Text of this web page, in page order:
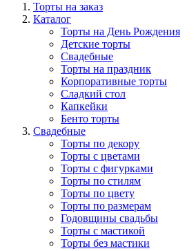
Торты на заказ
Каталог
Торты на День Рождения
Детские торты
Свадебные
Торты на праздник
Корпоративные торты
Сладкий стол
Капкейки
Бенто торты
Свадебные
Торты по декору
Торты с цветами
Торты с фигурками
Торты по стилям
Торты по цвету
Торты по размерам
Годовщины свадьбы
Торты с мастикой
Торты без мастики